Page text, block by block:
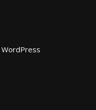
WordPress